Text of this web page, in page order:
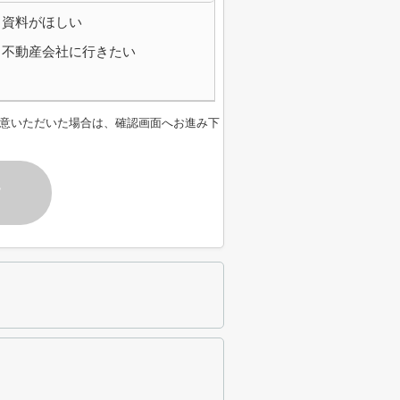
資料がほしい
不動産会社に行きたい
いただいた場合は、確認画面へお進み下